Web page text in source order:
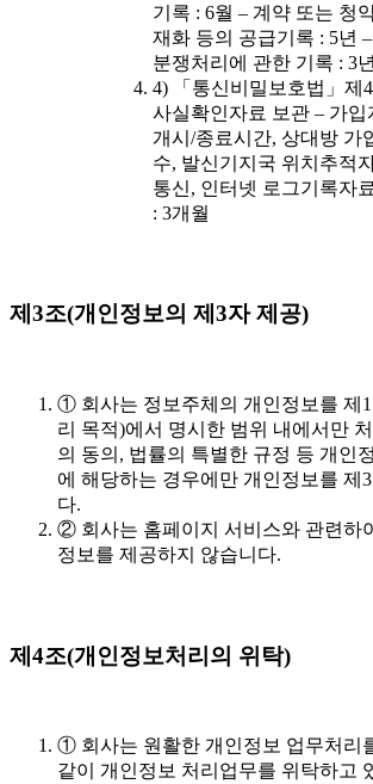
기록 : 6월 – 계약 또는 청
재화 등의 공급기록 : 5년
분쟁처리에 관한 기록 : 3년
4) 「통신비밀보호법」제
사실확인자료 보관 – 가
개시/종료시간, 상대방 가
수, 발신기지국 위치추적
통신, 인터넷 로그기록자
: 3개월
제3조(개인정보의 제3자 제공)
① 회사는 정보주체의 개인정보를 제
리 목적)에서 명시한 범위 내에서만
의 동의, 법률의 특별한 규정 등 개인
에 해당하는 경우에만 개인정보를 제
다.
② 회사는 홈페이지 서비스와 관련하
정보를 제공하지 않습니다.
제4조(개인정보처리의 위탁)
① 회사는 원활한 개인정보 업무처리
같이 개인정보 처리업무를 위탁하고